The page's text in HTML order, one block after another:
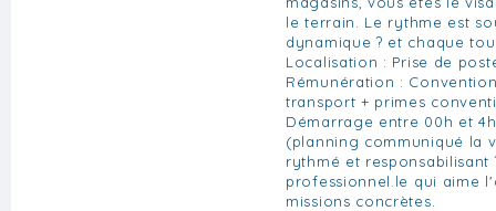
le terrain. Le rythme est
dynamique ? et chaque
Localisation : Prise de
Rémunération :
transport + primes
Démarrage entre 00h et
(planning communiqué la
rythmé et responsabilisant
professionnel.le qui aime
missions concrètes.